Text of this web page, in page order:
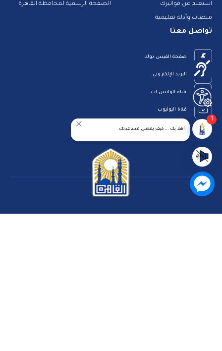
استعلم عن فواتيرك
منصات وأدلة تعليمية
الصفحة الرسمية لمحافظة القاهرة
تواصل معنا
صفحة الفيس بوك
البريد الإلكتروني
قناة الواتس اب
قناة اليوتيوب
23909123
أهلا بك ... كيف يمكننى مساعدتك
1